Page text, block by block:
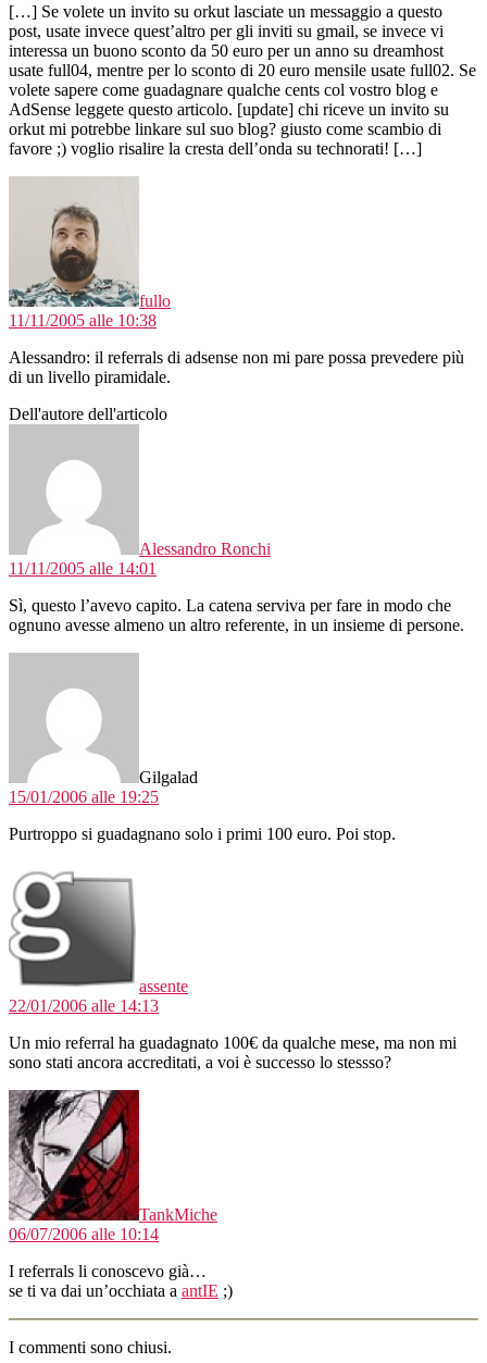
[…] Se volete un invito su orkut lasciate un messaggio a questo
post, usate invece quest’altro per gli inviti su gmail, se invece vi
interessa un buono sconto da 50 euro per un anno su dreamhost
usate full04, mentre per lo sconto di 20 euro mensile usate full02. Se
volete sapere come guadagnare qualche cents col vostro blog e
AdSense leggete questo articolo. [update] chi riceve un invito su
orkut mi potrebbe linkare sul suo blog? giusto come scambio di
favore ;) voglio risalire la cresta dell’onda su technorati! […]
fullo
11/11/2005 alle 10:38
Alessandro: il referrals di adsense non mi pare possa prevedere più
di un livello piramidale.
Dell'autore dell'articolo
Alessandro Ronchi
11/11/2005 alle 14:01
Sì, questo l’avevo capito. La catena serviva per fare in modo che
ognuno avesse almeno un altro referente, in un insieme di persone.
Gilgalad
15/01/2006 alle 19:25
Purtroppo si guadagnano solo i primi 100 euro. Poi stop.
assente
22/01/2006 alle 14:13
Un mio referral ha guadagnato 100€ da qualche mese, ma non mi
sono stati ancora accreditati, a voi è successo lo stessso?
TankMiche
06/07/2006 alle 10:14
I referrals li conoscevo già…
se ti va dai un’occhiata a antIE ;)
I commenti sono chiusi.